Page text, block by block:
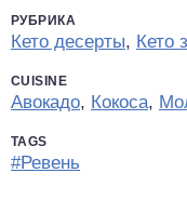
РУБРИКА
Кето десерты, Кето
CUISINE
Авокадо, Кокоса,
TAGS
#Ревень